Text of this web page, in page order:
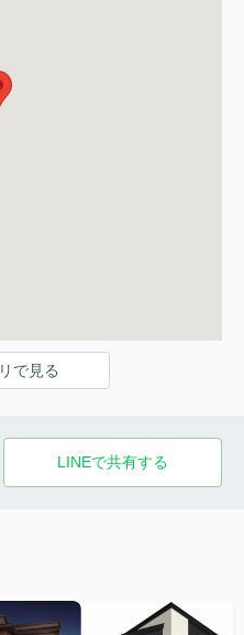
で見る
LINEで共有する